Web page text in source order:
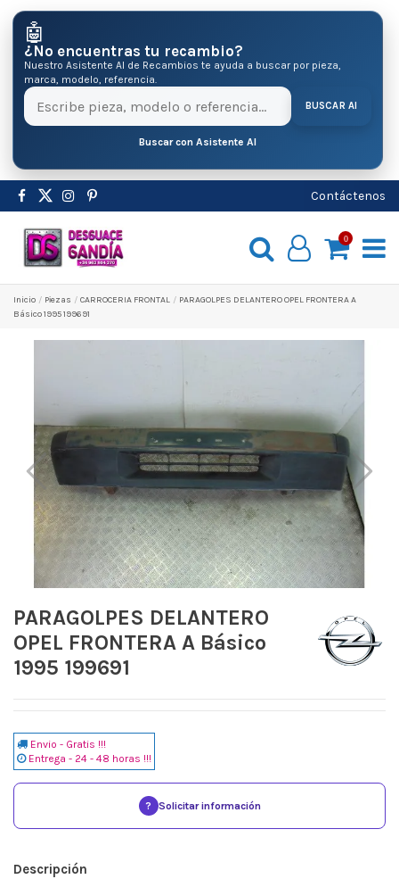
🤖
¿No encuentras tu recambio?
Nuestro Asistente AI de Recambios te ayuda a buscar por pieza,
marca, modelo, referencia.
BUSCAR AI
Buscar con Asistente AI
Contáctenos
0
Inicio Pіezas CARROCERIA FRONTAL
PARAGOLPES DELANTERO OPEL FRONTERA A
Básico 1995 199691
PARAGOLPES DELANTERO
OPEL FRONTERA A Básico
1995 199691
Envio - Gratis !!!
Entrega - 24 - 48 horas !!!
? Solicitar información
Descripción